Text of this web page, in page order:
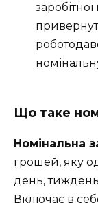
Що таке
Номінальна
грошей, яку
день,
Включає в